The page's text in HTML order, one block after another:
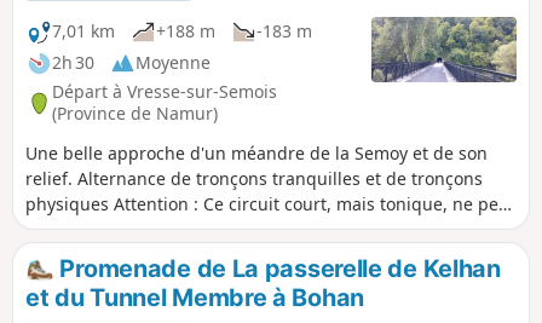
7,01 km
+188 m
-183 m
2h 30
Moyenne
Départ à Vresse-sur-Semois
(Province de Namur)
Une belle approche d'un méandre de la Semoy et de son
relief. Alternance de tronçons tranquilles et de tronçons
physiques Attention : Ce circuit court, mais tonique, ne peut
s'effectuer qu'en période estivale lorsque la passerelle de
Kelhan est en place.
Promenade de La passerelle de Kelhan
et du Tunnel Membre à Bohan